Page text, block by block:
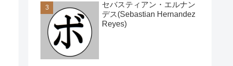
セバスティアン・エルナン
デス(Sebastian Hernandez
Reyes)